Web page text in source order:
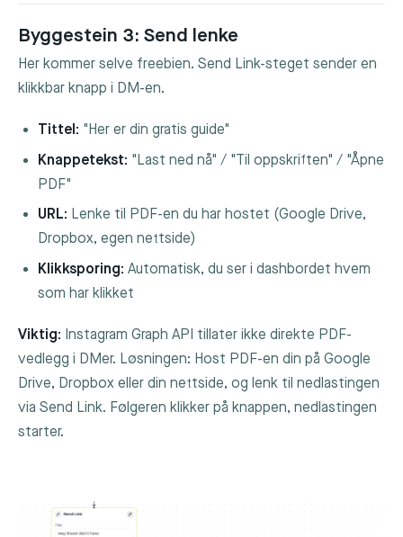
Byggestein 3: Send lenke
Her kommer selve freebien. Send Link-steget sender en
klikkbar knapp i DM-en.
Tittel: "Her er din gratis guide"
Knappetekst: "Last ned nå" / "Til oppskriften" / "Åpne
PDF"
URL: Lenke til PDF-en du har hostet (Google Drive,
Dropbox, egen nettside)
Klikksporing: Automatisk, du ser i dashbordet hvem
som har klikket
Viktig: Instagram Graph API tillater ikke direkte PDF-
vedlegg i DMer. Løsningen: Host PDF-en din på Google
Drive, Dropbox eller din nettside, og lenk til nedlastingen
via Send Link. Følgeren klikker på knappen, nedlastingen
starter.